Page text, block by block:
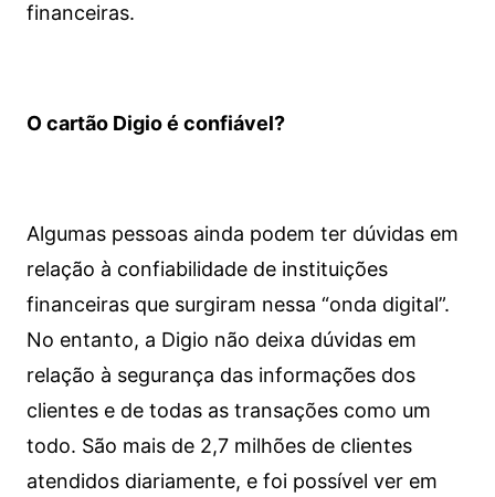
financeiras.
O cartão Digio é confiável?
Algumas pessoas ainda podem ter dúvidas em
relação à confiabilidade de instituições
financeiras que surgiram nessa “onda digital”.
No entanto, a Digio não deixa dúvidas em
relação à segurança das informações dos
clientes e de todas as transações como um
todo. São mais de 2,7 milhões de clientes
atendidos diariamente, e foi possível ver em